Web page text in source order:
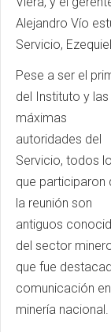
Alejandro Vío
Servicio,
Pese a ser el
del Instituto y las
máximas
autoridades del
Servicio, todos
que participaron
la reunión son
antiguos
del sector
que fue
comunicación
minería nacional.